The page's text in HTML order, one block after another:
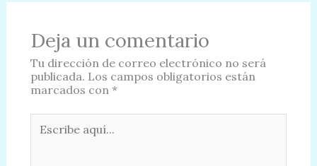
Deja un comentario
Tu dirección de correo electrónico no será
publicada. Los campos obligatorios están
marcados con *
Escribe
aquí...